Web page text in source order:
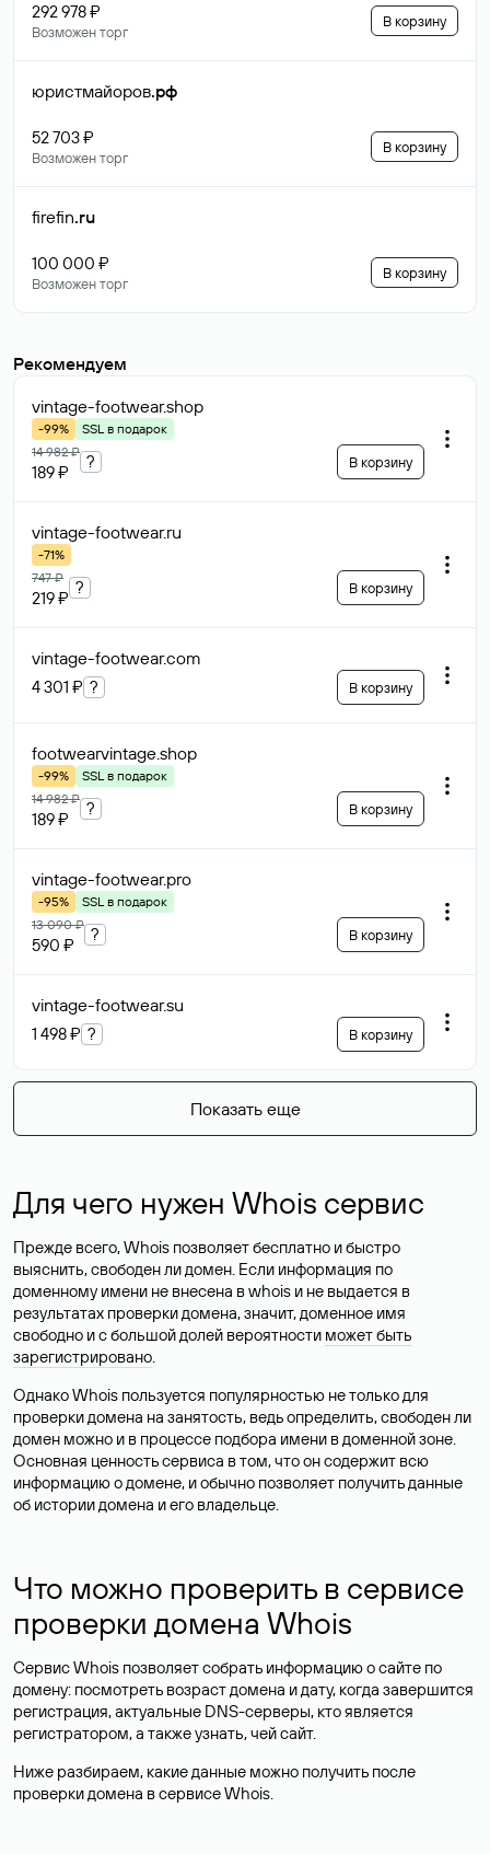
292 978 ₽
Возможен торг
В корзину
юристмайоров.рф
52 703 ₽
Возможен торг
В корзину
firefin.ru
100 000 ₽
Возможен торг
В корзину
Рекомендуем
vintage-footwear.shop
-99%
SSL в подарок
14 982 ₽
189 ₽
? В корзину
vintage-footwear.ru
-71%
747 ₽
219 ₽
? В корзину
vintage-footwear.com
4 301 ₽ ? В корзину
footwearvintage.shop
-99%
SSL в подарок
14 982 ₽
189 ₽
? В корзину
vintage-footwear.pro
-95%
SSL в подарок
13 090 ₽
590 ₽
? В корзину
vintage-footwear.su
1 498 ₽ ? В корзину
Показать еще
Для чего нужен Whois сервис
Прежде всего, Whois позволяет бесплатно и быстро
выяснить, свободен ли домен. Если информация по
доменному имени не внесена в whois и не выдается в
результатах проверки домена, значит, доменное имя
свободно и с большой долей вероятности может быть
зарегистрировано.
Однако Whois пользуется популярностью не только для
проверки домена на занятость, ведь определить, свободен ли
домен можно и в процессе подбора имени в доменной зоне.
Основная ценность сервиса в том, что он содержит всю
информацию о домене, и обычно позволяет получить данные
об истории домена и его владельце.
Что можно проверить в сервисе
проверки домена Whois
Сервис Whois позволяет собрать информацию о сайте по
домену: посмотреть возраст домена и дату, когда завершится
регистрация, актуальные DNS-серверы, кто является
регистратором, а также узнать, чей сайт.
Ниже разбираем, какие данные можно получить после
проверки домена в сервисе Whois.